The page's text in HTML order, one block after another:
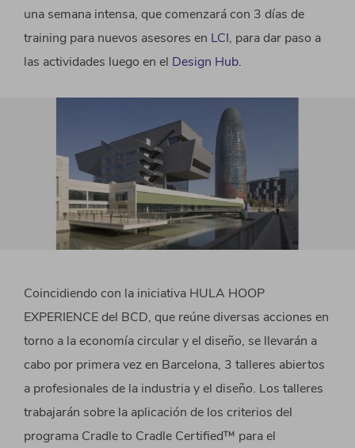
una semana intensa, que comenzará con 3 días de
training para nuevos asesores en LCI, para dar paso a
las actividades luego en el Design Hub.
Coincidiendo con la iniciativa HULA HOOP
EXPERIENCE del BCD, que reúne diversas acciones en
torno a la economía circular y el diseño, se llevarán a
cabo por primera vez en Barcelona, 3 talleres abiertos
a profesionales de la industria y el diseño. Los talleres
trabajarán sobre la aplicación de los criterios del
programa Cradle to Cradle Certified™ para el